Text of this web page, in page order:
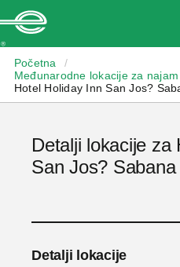
Početna
/
Međunarodne lokacije za
Hotel Holiday Inn San Jos?
Detalji lokacije za
San Jos? Sabana
Detalji lokacije